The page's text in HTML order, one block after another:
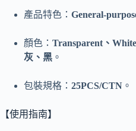
產品特色： General-
顏色： Transparent、
灰、黑 。
包裝規格： 25PCS/CTN 。
【使用指南】